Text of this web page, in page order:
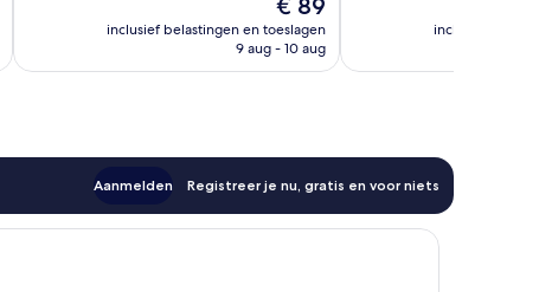
beoordelingen
prijs
is
inclusief belastingen en toeslagen
9 aug - 10 aug
beoordelingeninclusief
Aanmelden Registreer je nu, gratis en voor niets